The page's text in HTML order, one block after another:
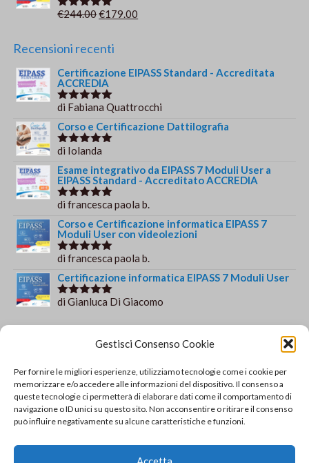
Gestisci Consenso Cookie
Per fornire le migliori esperienze, utilizziamo tecnologie come i cookie per
memorizzare e/o accedere alle informazioni del dispositivo. Il consenso a
queste tecnologie ci permetterà di elaborare dati come il comportamento di
navigazione o ID unici su questo sito. Non acconsentire o ritirare il consenso
può influire negativamente su alcune caratteristiche e funzioni.
era:
è:
Valutato
€244.00Il
originale
€244.00.
€179.00
€179.00.
Recensioni recenti
Certificazione EIPASS Standard - Accreditata
ACCREDIA
Valutato5
di Fabiana Quattrocchi
Corso e Certificazione Dattilografia
Valutato5
di Iolanda
Esame integrativo da EIPASS 7 Moduli User a
EIPASS Standard - Accreditato ACCREDIA
Valutato5
di francesca paola b.
Corso e Certificazione informatica EIPASS 7
Moduli User con videolezioni
Valutato5
di francesca paola b.
Certificazione informatica EIPASS 7 Moduli User
Valutato5
di Gianluca Di Giacomo
84013 Cava de' Tirreni
+39 329 952 9244
info@solsisacademy.it
Lun-Ven: 09:30-18:30, Sab: 10:00-12:00
Pausa pranzo: 13:30-15:30